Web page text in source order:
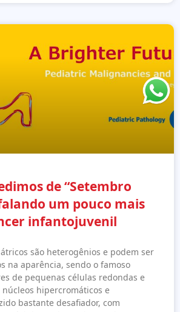
de “Setembro
um pouco mais
infantojuvenil
são heterogênios e podem ser
na aparência, sendo o famoso
de pequenas células redondas e
núcleos hipercromáticos e
bastante desafiador, com